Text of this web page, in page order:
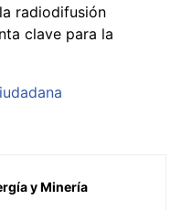
radiodifusión
clave para la
y Minería